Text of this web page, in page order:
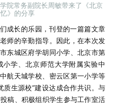
院常务副院长周敏带来了《北京
忆》的分享
成长的乐园，刊登的一篇篇文章
师的辛勤指导。因此，在本次发
东城区府学胡同小学、北京市第
学、北京师范大学附属实验中
航天城学校、密云区第一小学等
质生源校”建设达成合作共识。与
稿、积极组织学生参与工作室活